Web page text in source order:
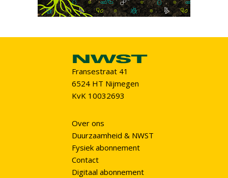
Fransestraat 41
6524 HT Nijmegen
KvK 10032693
Over ons
Duurzaamheid & NWST
Fysiek abonnement
Contact
Digitaal abonnement